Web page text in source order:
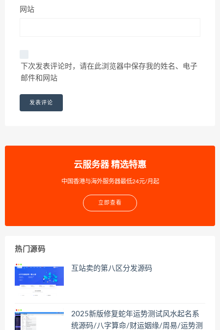
网站
下次发表评论时，请在此浏览器中保存我的姓名、电子
邮件和网站
云服务器 精选特惠
中国香港与海外服务器最低24元/月起
立即查看
热门源码
互站卖的第八区分发源码
2025新版修复蛇年运势测试风水起名系
统源码/八字算命/财运姻缘/周易/运势测